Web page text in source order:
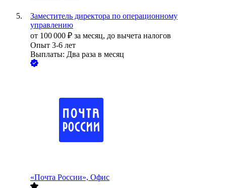
Заместитель директора по операционному
управлению
от 100 000 ₽ за месяц, до вычета налогов
Опыт 3-6 лет
Выплаты: Два раза в месяц
«Почта России», Офис